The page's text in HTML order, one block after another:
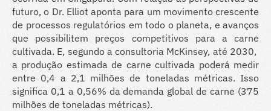
futuro, o Dr. Elliot aponta para um movimento crescente
de processos regulatórios em todo o planeta, e avanços
que possibilitem preços competitivos para a carne
cultivada. E, segundo a consultoria McKinsey, até 2030,
a produção estimada de carne cultivada poderá medir
entre 0,4 a 2,1 milhões de toneladas métricas. Isso
significa 0,1 a 0,56% da demanda global de carne (375
milhões de toneladas métricas).